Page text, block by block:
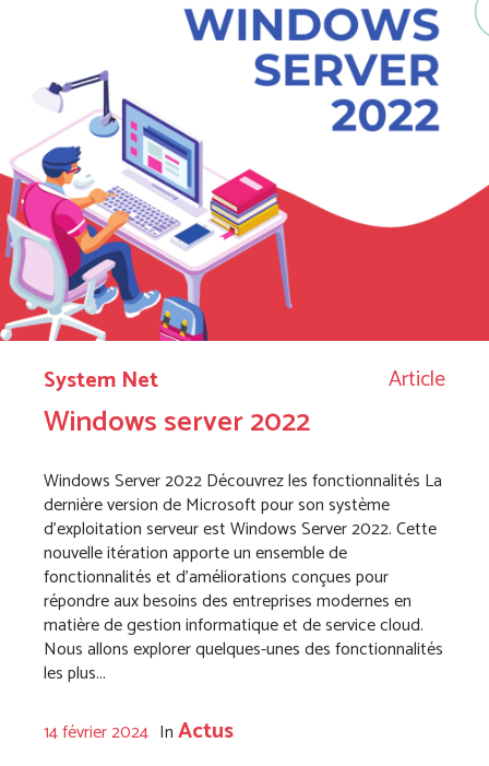
System Net Article
Windows server 2022
Windows Server 2022 Découvrez les fonctionnalités La
dernière version de Microsoft pour son système
d’exploitation serveur est Windows Server 2022. Cette
nouvelle itération apporte un ensemble de
fonctionnalités et d’améliorations conçues pour
répondre aux besoins des entreprises modernes en
matière de gestion informatique et de service cloud.
Nous allons explorer quelques-unes des fonctionnalités
les plus...
14 février 2024 InActus